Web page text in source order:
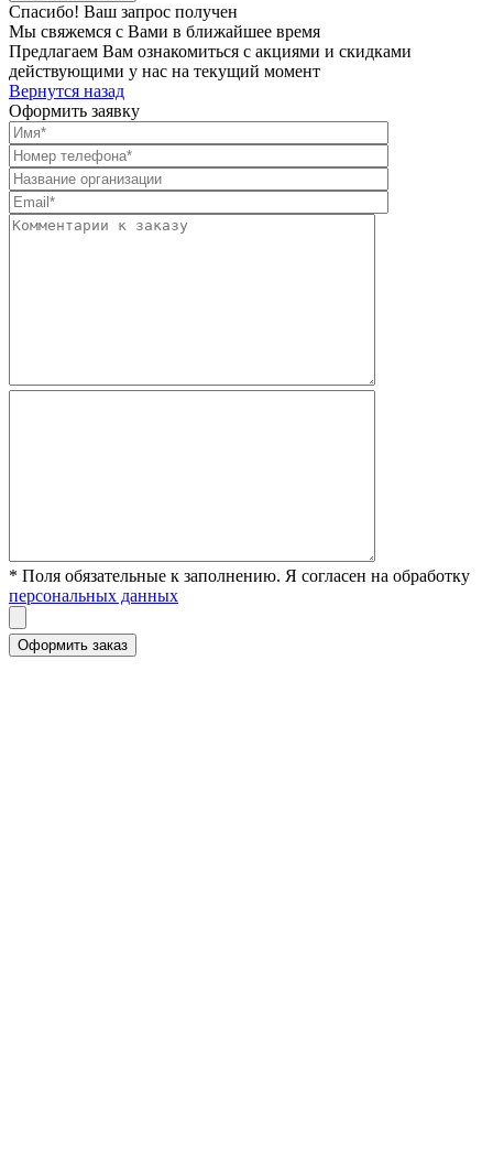
Спасибо! Ваш запрос получен
Мы свяжемся с Вами в ближайшее время
Предлагаем Вам ознакомиться с акциями и скидками
действующими у нас на текущий момент
Вернутся назад
Оформить заявку
* Поля обязательные к заполнению. Я согласен на обработку
персональных данных